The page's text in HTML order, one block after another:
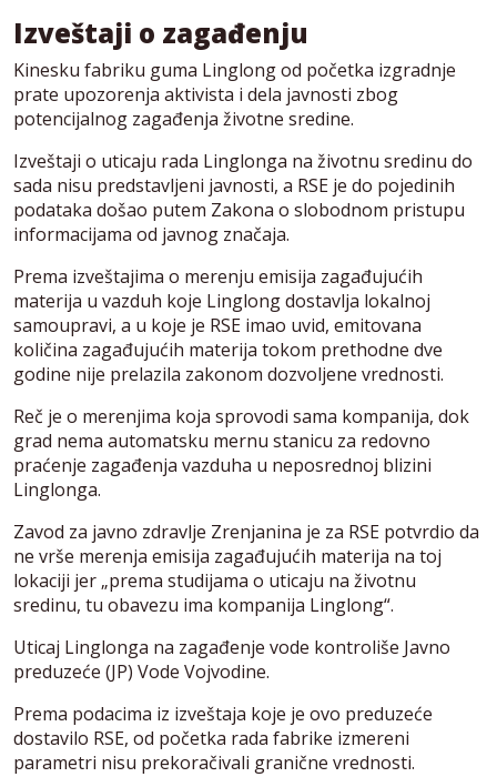
Izveštaji o zagađenju
Kinesku fabriku guma Linglong od početka izgradnje
prate upozorenja aktivista i dela javnosti zbog
potencijalnog zagađenja životne sredine.
Izveštaji o uticaju rada Linglonga na životnu sredinu do
sada nisu predstavljeni javnosti, a RSE je do pojedinih
podataka došao putem Zakona o slobodnom pristupu
informacijama od javnog značaja.
Prema izveštajima o merenju emisija zagađujućih
materija u vazduh koje Linglong dostavlja lokalnoj
samoupravi, a u koje je RSE imao uvid, emitovana
količina zagađujućih materija tokom prethodne dve
godine nije prelazila zakonom dozvoljene vrednosti.
Reč je o merenjima koja sprovodi sama kompanija, dok
grad nema automatsku mernu stanicu za redovno
praćenje zagađenja vazduha u neposrednoj blizini
Linglonga.
Zavod za javno zdravlje Zrenjanina je za RSE potvrdio da
ne vrše merenja emisija zagađujućih materija na toj
lokaciji jer „prema studijama o uticaju na životnu
sredinu, tu obavezu ima kompanija Linglong“.
Uticaj Linglonga na zagađenje vode kontroliše Javno
preduzeće (JP) Vode Vojvodine.
Prema podacima iz izveštaja koje je ovo preduzeće
dostavilo RSE, od početka rada fabrike izmereni
parametri nisu prekoračivali granične vrednosti.